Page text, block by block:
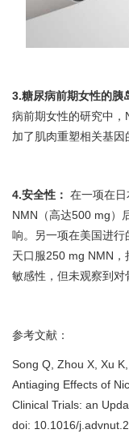
3.糖尿病前期女性的胰
病前期女性的研究中
加了肌肉重塑相关基因
4.安全性： 在一项在
NMN（高达500 mg）
响。另一项在美国进
天口服250 mg NMN
敏感性，但未观察到对
参考文献：
Song Q, Zhou X, Xu
Antiaging Effects of
Clinical Trials: an
doi: 10.1016/